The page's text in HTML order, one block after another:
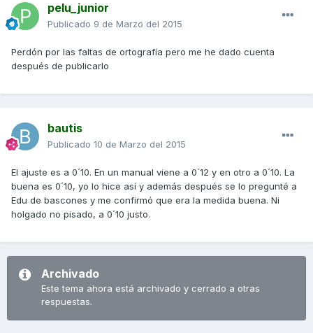
pelu_junior
Publicado 9 de Marzo del 2015
Perdón por las faltas de ortografía pero me he dado cuenta
después de publicarlo
bautis
Publicado 10 de Marzo del 2015
El ajuste es a 0´10. En un manual viene a 0´12 y en otro a 0´10. La
buena es 0´10, yo lo hice así y además después se lo pregunté a
Edu de bascones y me confirmó que era la medida buena. Ni
holgado no pisado, a 0´10 justo.
Archivado
Este tema ahora está archivado y cerrado a otras
respuestas.